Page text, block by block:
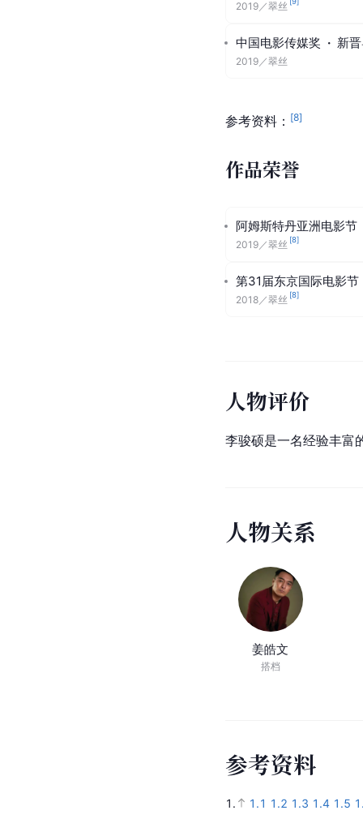
2019／翠丝
中国电影传媒奖 · 新
2019／翠丝
参考资料： [8]
作品荣誉
阿姆斯特丹亚洲电影节
2019／翠丝 [8]
第31届东京国际电影节
2018／翠丝 [8]
人物评价
李骏硕是一名经验丰富
人物关系
姜皓文
搭档
参考资料
1. 1.1 1.2 1.3 1.4 1.5